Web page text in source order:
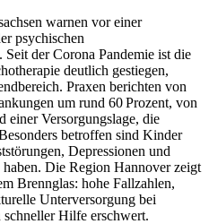
warnen vor einer
psychischen
der Corona Pandemie ist die
deutlich gestiegen,
Praxen berichten von
um rund 60 Prozent, von
einer Versorgungslage, die
betroffen sind Kinder
Depressionen und
Die Region Hannover zeigt
Brennglas: hohe Fallzahlen,
Unterversorgung bei
schneller Hilfe erschwert.